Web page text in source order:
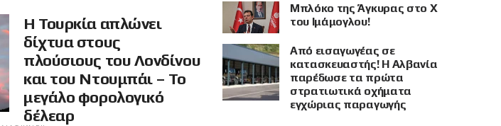
Η Τουρκία απλώνει
δίχτυα στους
πλούσιους του Λονδίνου
και του Ντουμπάι – Το
μεγάλο φορολογικό
δέλεαρ
Μπλόκο της Άγκυρας στο X
του Ιμάμογλου!
Από εισαγωγέας σε
κατασκευαστής! Η Αλβανία
παρέδωσε τα πρώτα
στρατιωτικά οχήματα
εγχώριας παραγωγής